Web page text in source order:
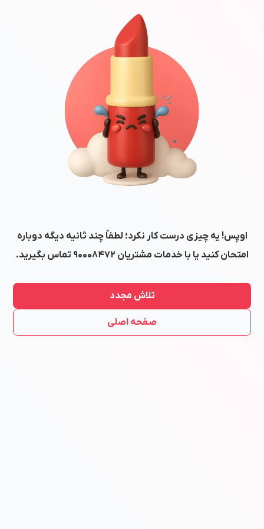
اوپس! یه چیزی درست کار نکرد؛ لطفاً چند ثانیه دیگه دوباره
امتحان کنید یا با خدمات مشتریان ۹۰۰۰۸۴۷۲ تماس بگیرید.
تلاش مجدد
صفحه اصلی